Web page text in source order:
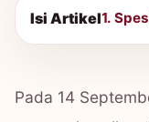
Isi Artikel1.
Pada 14